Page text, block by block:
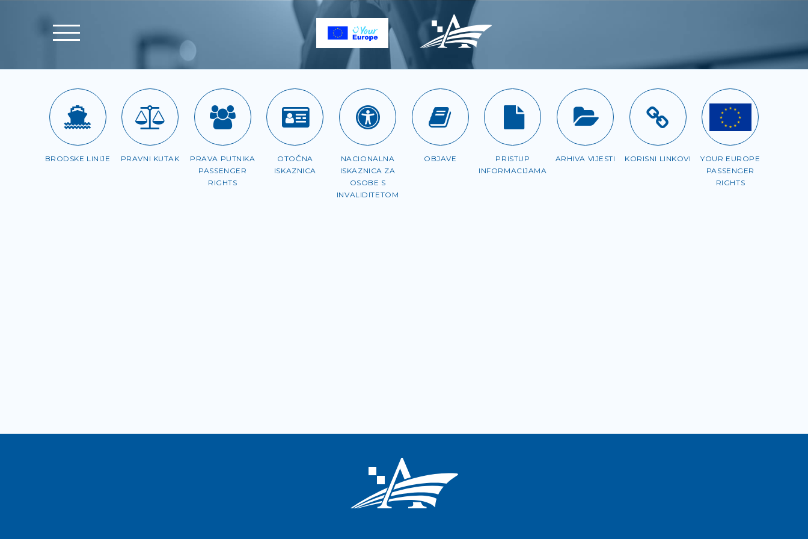
BRODSKE LINIJE PRAVNI KUTAK
PRAVA PUTNIKA
PASSENGER
RIGHTS
OTOČNA
ISKAZNICA
NACIONALNA
ISKAZNICA ZA
OSOBE S
INVALIDITETOM
OBJAVE
PRISTUP
INFORMACIJAMA
ARHIVA VIJESTI KORISNI LINKOVI
YOUR EUROPE
PASSENGER
RIGHTS